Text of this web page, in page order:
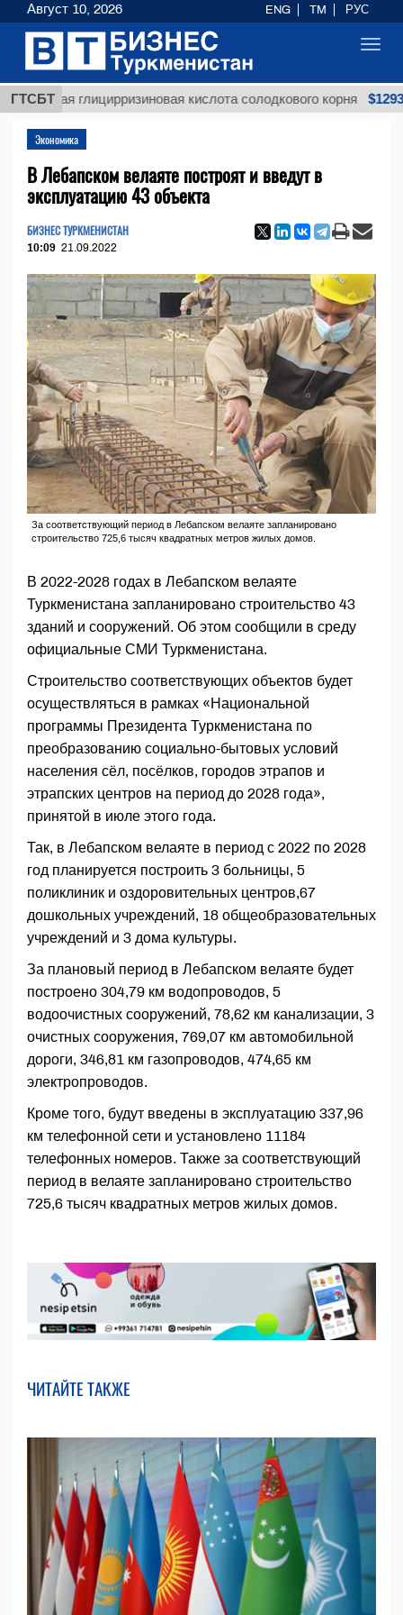
ГТСБТ
глицирризиновая кислота солодкового корня $12935,18
Экономика
В Лебапском велаяте построят и введут в
эксплуатацию 43 объекта
БИЗНЕС ТУРКМЕНИСТАН
10:09 21.09.2022
За соответствующий период в Лебапском велаяте запланировано
строительство 725,6 тысяч квадратных метров жилых домов.
В 2022-2028 годах в Лебапском велаяте
Туркменистана запланировано строительство 43
зданий и сооружений. Об этом сообщили в среду
официальные СМИ Туркменистана.
Строительство соответствующих объектов будет
осуществляться в рамках «Национальной
программы Президента Туркменистана по
преобразованию социально-бытовых условий
населения сёл, посёлков, городов этрапов и
этрапских центров на период до 2028 года»,
принятой в июле этого года.
Так, в Лебапском велаяте в период с 2022 по 2028
год планируется построить 3 больницы, 5
поликлиник и оздоровительных центров,67
дошкольных учреждений, 18 общеобразовательных
учреждений и 3 дома культуры.
За плановый период в Лебапском велаяте будет
построено 304,79 км водопроводов, 5
водоочистных сооружений, 78,62 км канализации, 3
очистных сооружения, 769,07 км автомобильной
дороги, 346,81 км газопроводов, 474,65 км
электропроводов.
Кроме того, будут введены в эксплуатацию 337,96
км телефонной сети и установлено 11184
телефонных номеров. Также за соответствующий
период в велаяте запланировано строительство
725,6 тысяч квадратных метров жилых домов.
ЧИТАЙТЕ ТАКЖЕ
Август 10, 2026 ENG TM РУС